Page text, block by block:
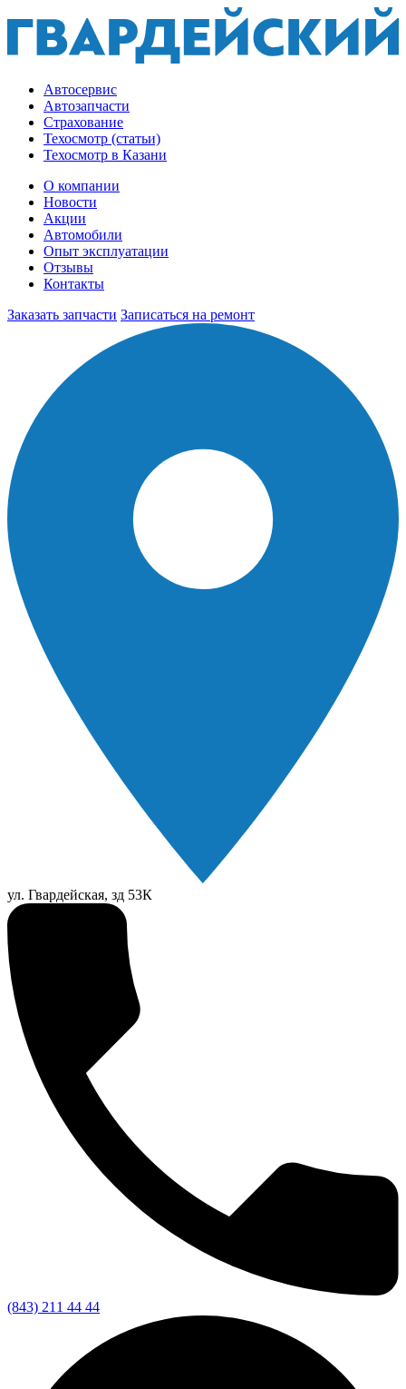
Автосервис
Автозапчасти
Страхование
Техосмотр (статьи)
Техосмотр в Казани
О компании
Новости
Акции
Автомобили
Опыт эксплуатации
Отзывы
Контакты
Заказать запчасти Записаться на ремонт
ул. Гвардейская, зд 53К
(843) 211 44 44